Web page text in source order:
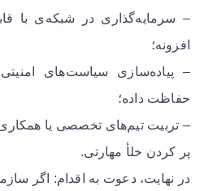
افزونه؛
– پیاده‌سازی سیاست‌های
حفاظت داده؛
– تربیت تیم‌های تخصصی یا
پر کردن خلأ مهارتی.
در نهایت، دعوت به اقدام: اگر